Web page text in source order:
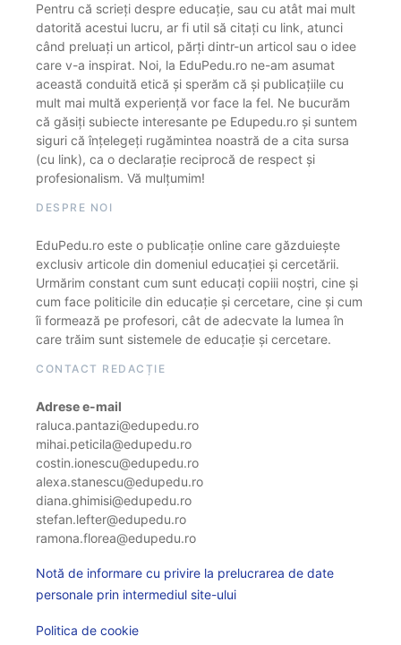
Pentru că scrieți despre educație, sau cu atât mai mult
datorită acestui lucru, ar fi util să citați cu link, atunci
când preluați un articol, părți dintr-un articol sau o idee
care v-a inspirat. Noi, la EduPedu.ro ne-am asumat
această conduită etică și sperăm că și publicațiile cu
mult mai multă experiență vor face la fel. Ne bucurăm
că găsiți subiecte interesante pe Edupedu.ro și suntem
siguri că înțelegeți rugămintea noastră de a cita sursa
(cu link), ca o declarație reciprocă de respect și
profesionalism. Vă mulțumim!
DESPRE NOI
EduPedu.ro este o publicație online care găzduiește
exclusiv articole din domeniul educației și cercetării.
Urmărim constant cum sunt educați copiii noștri, cine și
cum face politicile din educație și cercetare, cine și cum
îi formează pe profesori, cât de adecvate la lumea în
care trăim sunt sistemele de educație și cercetare.
CONTACT REDACȚIE
Adrese e-mail
raluca.pantazi@edupedu.ro
mihai.peticila@edupedu.ro
costin.ionescu@edupedu.ro
alexa.stanescu@edupedu.ro
diana.ghimisi@edupedu.ro
stefan.lefter@edupedu.ro
ramona.florea@edupedu.ro
Notă de informare cu privire la prelucrarea de date
personale prin intermediul site-ului
Politica de cookie